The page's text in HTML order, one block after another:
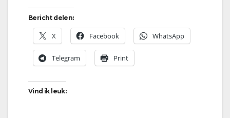
Bericht delen:
X Facebook WhatsApp
Telegram Print
Vind ik leuk: